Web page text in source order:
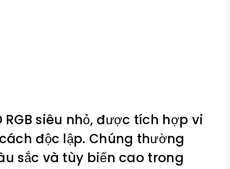
RGB siêu nhỏ, được tích hợp vi
độc lập. Chúng thường
sắc và tùy biến cao trong